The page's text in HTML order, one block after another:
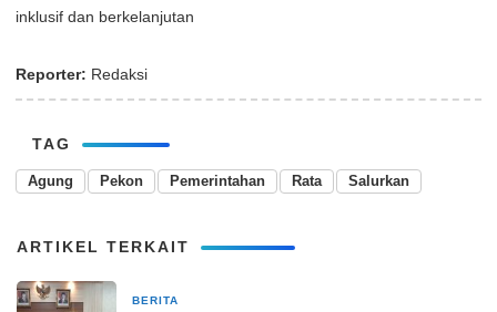
inklusif dan berkelanjutan
Reporter: Redaksi
TAG
Agung Pekon Pemerintahan Rata Salurkan
ARTIKEL TERKAIT
BERITA